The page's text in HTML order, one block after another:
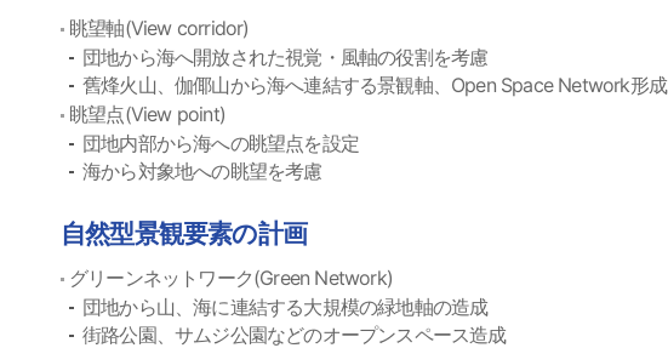
眺望軸(View corridor)
団地から海へ開放された視覚・風軸の役割を考慮
舊烽火山、伽倻山から海へ連結する景観軸、Open Space Network形成
眺望点(View point)
団地内部から海への眺望点を設定
海から対象地への眺望を考慮
自然型景観要素の計画
グリーンネットワーク(Green Network)
団地から山、海に連結する大規模の緑地軸の造成
街路公園、サムジ公園などのオープンスペース造成